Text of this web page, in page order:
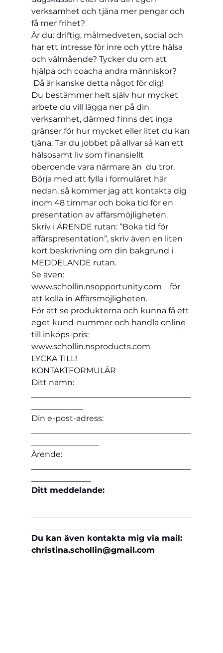
verksamhet och tjäna mer pengar och
få mer frihet?
Är du: driftig, målmedveten, social och
har ett intresse för inre och yttre hälsa
och välmående? Tycker du om att
hjälpa och coacha andra människor?
Då är kanske detta något för dig!
Du bestämmer helt själv hur mycket
arbete du vill lägga ner på din
verksamhet, därmed finns det inga
gränser för hur mycket eller litet du kan
tjäna. Tar du jobbet på allvar så kan ett
hälsosamt liv som finansiellt
oberoende vara närmare än  du tror.
Börja med att fylla i formuläret här
nedan, så kommer jag att kontakta dig
inom 48 timmar och boka tid för en
presentation av affärsmöjligheten.
Skriv i ÄRENDE rutan: ”Boka tid för
affärspresentation”, skriv även en liten
kort beskrivning om din bakgrund i
MEDDELANDE rutan.
Se även:
www.schollin.nsopportunity.com för
att kolla in Affärsmöjligheten.
För att se produkterna och kunna få ett
eget kund-nummer och handla online
till inköps-pris:
www.schollin.nsproducts.com
LYCKA TILL!
KONTAKTFORMULÄR
Ditt namn:
Din e-post-adress:
Ärende:
Ditt meddelande:
Du kan även kontakta mig via mail:
christina.schollin@gmail.com